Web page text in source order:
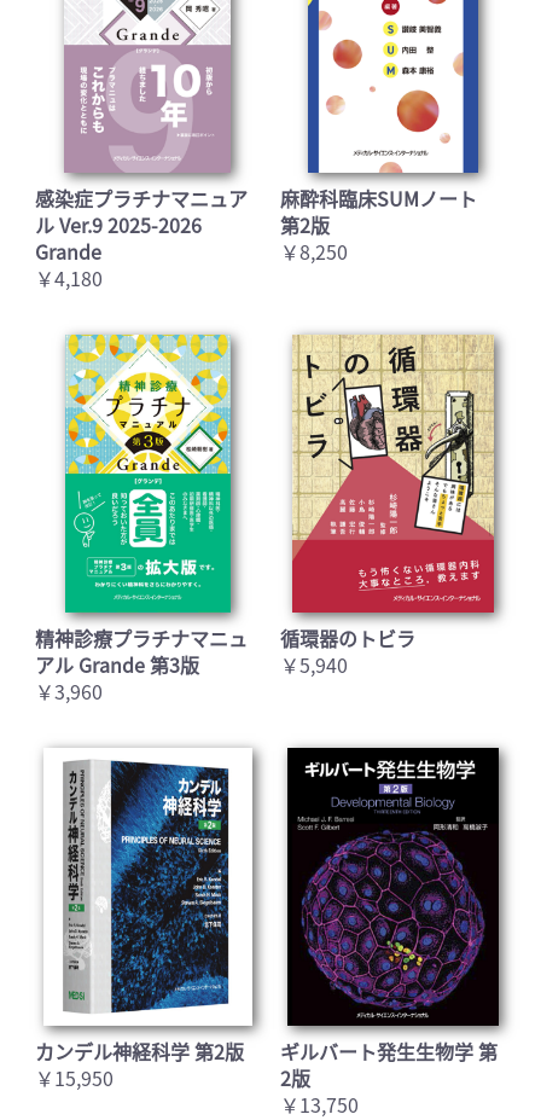
感染症プラチナマニュア
ル Ver.9 2025-2026
Grande
￥4,180
麻酔科臨床SUMノート
第2版
￥8,250
精神診療プラチナマニュ
アル Grande 第3版
￥3,960
循環器のトビラ
￥5,940
カンデル神経科学 第2版
￥15,950
ギルバート発生生物学 第
2版
￥13,750